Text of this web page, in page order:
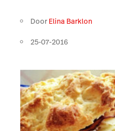
Door Elina Barklon
25-07-2016